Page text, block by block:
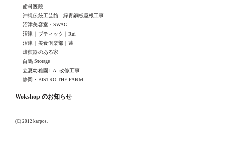
歯科医院
沖縄伝統工芸館 緑青銅板屋根工事
沼津美容室・SWAG
沼津｜ブティック｜Rui
沼津｜美食倶楽部｜蓮
焙煎器のある家
白馬 Storage
立夏幼稚園L.A. 改修工事
静岡・BISTRO THE FARM
Wokshop のお知らせ
(C) 2012 karpos.